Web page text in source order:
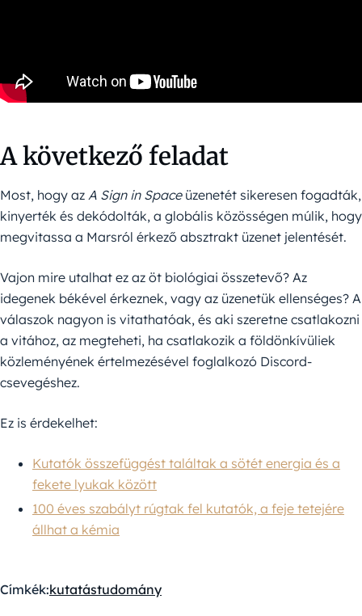
A következő feladat
Most, hogy az A Sign in Spaceüzenetét sikeresen fogadták,
kinyerték és dekódolták, a globális közösségen múlik, hogy
megvitassa a Marsról érkező absztrakt üzenet jelentését.
Vajon mire utalhat ez az öt biológiai összetevő? Az
idegenek békével érkeznek, vagy az üzenetük ellenséges? A
válaszok nagyon is vitathatóak, és aki szeretne csatlakozni
a vitához, az megteheti, ha csatlakozik a földönkívüliek
közleményének értelmezésével foglalkozó Discord-
csevegéshez.
Ez is érdekelhet:
Kutatók összefüggést találtak a sötét energia és a
fekete lyukak között
100 éves szabályt rúgtak fel kutatók, a feje tetejére
állhat a kémia
Címkék:kutatástudomány